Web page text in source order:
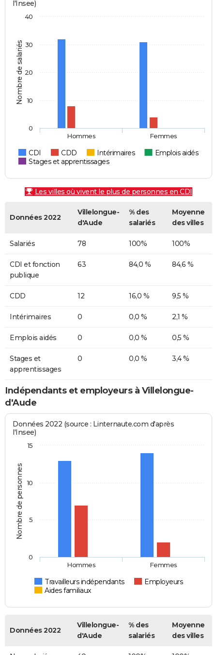
Nombre de salariés
l'Insee)
CDI CDD Intérimaires
Emplois aidés
Stages et apprentissages
Hommes Femmes
0
10
20
30
40
Les villes où vivent le plus de personnes en CDI
Données 2022
Villelongue-
d'Aude
% des
salariés
Moyenne
des villes
Salariés 78 100% 100%
CDI et fonction
publique
63 84,0 % 84,6 %
CDD 12 16,0 % 9,5 %
Intérimaires 0 0,0 % 2,1 %
Emplois aidés 0 0,0 % 0,5 %
Stages et
apprentissages
0 0,0 % 3,4 %
Indépendants et employeurs à Villelongue-
d'Aude
Nombre de personnes
Données 2022 (source : Linternaute.com d'après
l'Insee)
Travailleurs indépendants
Employeurs
Aides familiaux
Hommes Femmes
0
5
10
15
Données 2022
Villelongue-
d'Aude
% des
salariés
Moyenne
des villes